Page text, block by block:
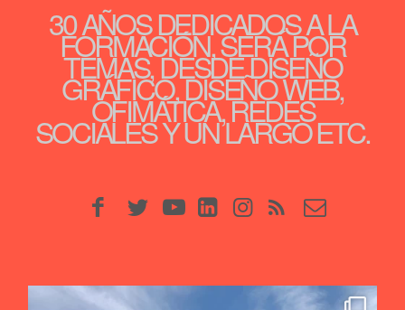
30 AÑOS DEDICADOS A LA
FORMACIÓN, SERÁ POR
TEMAS, DESDE DISEÑO
GRÁFICO, DISEÑO WEB,
OFIMÁTICA, REDES
SOCIALES Y UN LARGO ETC.